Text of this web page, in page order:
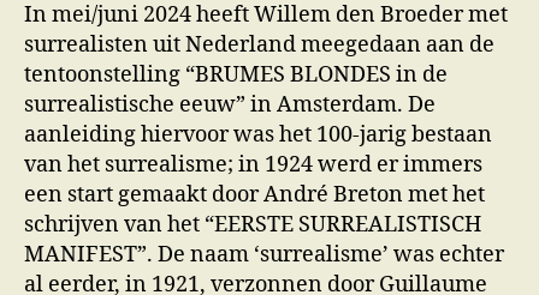
In mei/juni 2024 heeft Willem den Broeder met
surrealisten uit Nederland meegedaan aan de
tentoonstelling “BRUMES BLONDES in de
surrealistische eeuw” in Amsterdam. De
aanleiding hiervoor was het 100-jarig bestaan
van het surrealisme; in 1924 werd er immers
een start gemaakt door André Breton met het
schrijven van het “EERSTE SURREALISTISCH
MANIFEST”. De naam ‘surrealisme’ was echter
al eerder, in 1921, verzonnen door Guillaume